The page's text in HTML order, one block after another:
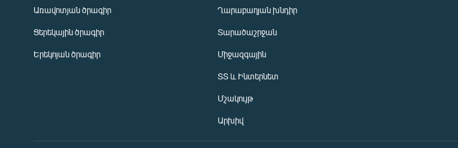
Առավոտյան ծրագիր
Ցերեկային ծրագիր
Երեկոյան ծրագիր
Ղարաբաղյան խնդիր
Տարածաշրջան
Միջազգային
ՏՏ և Ինտերնետ
Մշակույթ
Արխիվ